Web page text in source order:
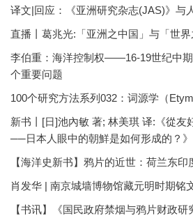
译文|回应：《亚洲研究杂志(JAS)》与
直播丨葛兆光:「亚洲之中国」与「世
李伯重：海洋控制权——16-19世纪中
个重要问题
100个研究方法系列032：词源学（
新书丨[日]池內敏 著; 林美琪 译:《從友
──日本人眼中的朝鮮是如何形成的？
【海洋史新书】鸦片的近世：荷兰东印
肖发华 | 南京城墙博物馆藏元明时期铭
【书讯】《国民政府禁烟与鸦片财政研